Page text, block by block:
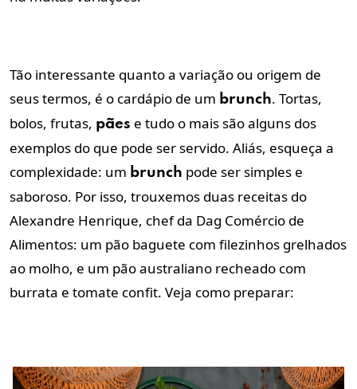
Tão interessante quanto a variação ou origem de
seus termos, é o cardápio de um brunch. Tortas,
bolos, frutas, pães e tudo o mais são alguns dos
exemplos do que pode ser servido. Aliás, esqueça a
complexidade: um brunch pode ser simples e
saboroso. Por isso, trouxemos duas receitas do
Alexandre Henrique, chef da Dag Comércio de
Alimentos: um pão baguete com filezinhos grelhados
ao molho, e um pão australiano recheado com
burrata e tomate confit. Veja como preparar: